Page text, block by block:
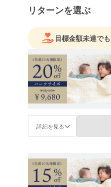
リターンを選ぶ
目標金額未達で
詳細を見る